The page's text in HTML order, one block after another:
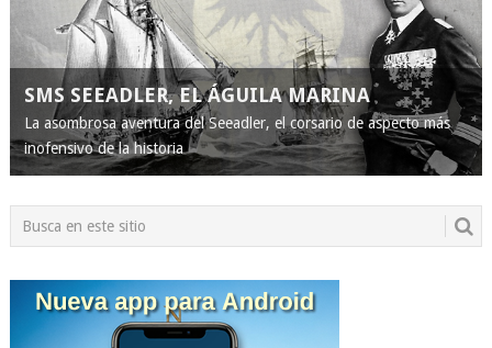
SMS SEEADLER, EL ÁGUILA MARINA
La asombrosa aventura del Seeadler, el corsario de aspecto más
inofensivo de la historia